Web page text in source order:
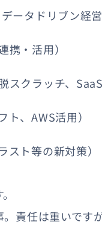
ータドリブン経営
携・活用）
クラッチ、SaaS
ト、AWS活用）
スト等の新対策）
責任は重いです